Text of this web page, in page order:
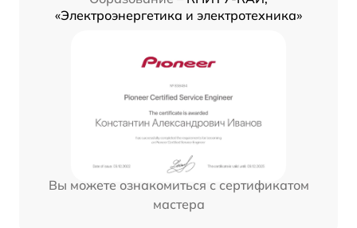
«Электроэнергетика и электротехника»
Вы можете ознакомиться с сертификатом
мастера